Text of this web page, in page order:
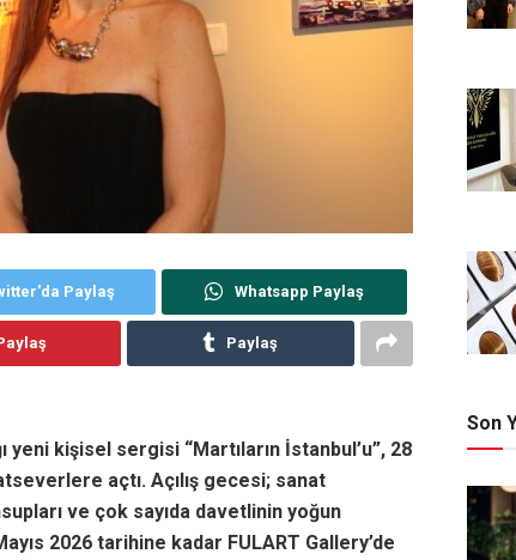
Paylaş Whatsapp Paylaş
Paylaş
yeni kişisel sergisi “Martıların İstanbul’u”, 28
açtı. Açılış gecesi; sanat
ve çok sayıda davetlinin yoğun
2026 tarihine kadar FULART Gallery’de
Son